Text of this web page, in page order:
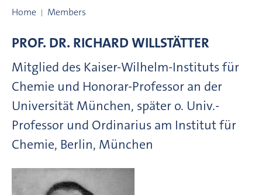
Home Members
PROF. DR. RICHARDWILLSTÄTTER
Mitglied des Kaiser-Wilhelm-Instituts für
Chemie und Honorar-Professor an der
Universität München, später o. Univ.-
Professor und Ordinarius am Institut für
Chemie, Berlin, München